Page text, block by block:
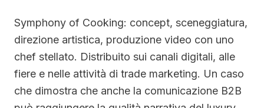
Symphony of Cooking: concept, sceneggiatura,
direzione artistica, produzione video con uno
chef stellato. Distribuito sui canali digitali, alle
fiere e nelle attività di trade marketing. Un caso
che dimostra che anche la comunicazione B2B